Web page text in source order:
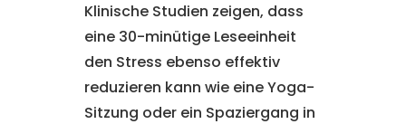
Klinische Studien zeigen, dass
eine 30-minütige Leseeinheit
den Stress ebenso effektiv
reduzieren kann wie eine Yoga-
Sitzung oder ein Spaziergang in